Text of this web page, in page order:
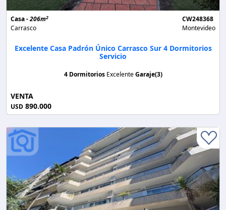
Casa -206m2
Carrasco
CW248368
Montevideo
Excelente Casa Padrón Único Carrasco Sur 4 Dormitorios
Servicio
4 Dormitorios ExcelenteGaraje(3)
VENTA
USD 890.000